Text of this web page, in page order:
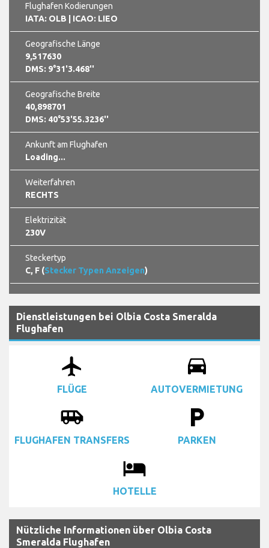
Flughafen Kodierungen
IATA: OLB
| ICAO: LIEO
Geografische Länge
9,517630
DMS: 9°31'3.468''
Geografische Breite
40,898701
DMS: 40°53'55.3236''
Ankunft am Flughafen
Loading...
Weiterfahren
RECHTS
Elektrizität
230V
Steckertyp
C, F (Stecker Typen Anzeigen)
Dienstleistungen bei Olbia Costa Smeralda
Flughafen
airplanemode_active
FLÜGE
drive_eta
AUTOVERMIETUNG
airport_shuttle
FLUGHAFEN TRANSFERS
local_parking
PARKEN
local_hotel
HOTELLE
Nützliche Informationen über Olbia Costa
Smeralda Flughafen